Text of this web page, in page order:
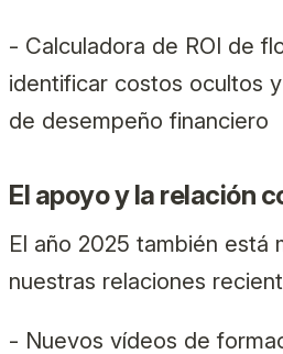
- Calculadora de ROI de
identificar costos ocultos
de desempeño financiero
El apoyo y la relación
El año 2025 también está
nuestras relaciones
- Nuevos vídeos de